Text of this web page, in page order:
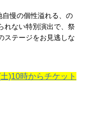
慢の個性溢れる、の
れない特別演出で、祭
ステージをお見逃しな
)10時からチケット